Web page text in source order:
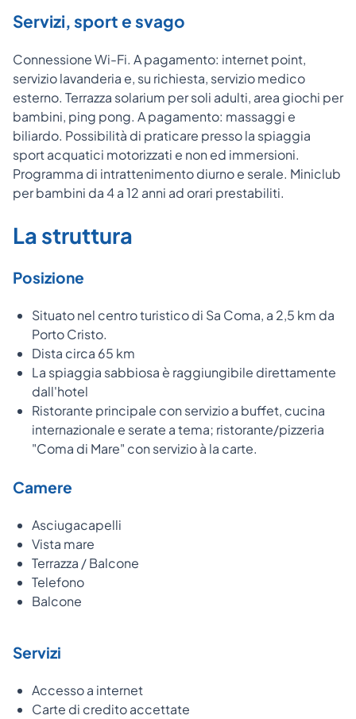
Servizi, sport e svago
Connessione Wi-Fi. A pagamento: internet point,
servizio lavanderia e, su richiesta, servizio medico
esterno. Terrazza solarium per soli adulti, area giochi per
bambini, ping pong. A pagamento: massaggi e
biliardo. Possibilità di praticare presso la spiaggia
sport acquatici motorizzati e non ed immersioni.
Programma di intrattenimento diurno e serale. Miniclub
per bambini da 4 a 12 anni ad orari prestabiliti.
La struttura
Posizione
Situato nel centro turistico di Sa Coma, a 2,5 km da
Porto Cristo.
Dista circa 65 km
La spiaggia sabbiosa è raggiungibile direttamente
dall'hotel
Ristorante principale con servizio a buffet, cucina
internazionale e serate a tema; ristorante/pizzeria
"Coma di Mare" con servizio à la carte.
Camere
Asciugacapelli
Vista mare
Terrazza / Balcone
Telefono
Balcone
Servizi
Accesso a internet
Carte di credito accettate